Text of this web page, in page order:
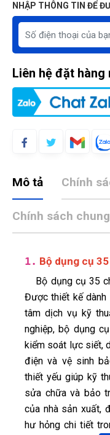
NHẬP THÔNG TIN ĐỂ
Liên hệ đặt hàng
Mô tả Chính
Chính sách chung
1. Bộ dụng cụ
Bộ dụng cụ 35
Được thiết kế dành
tâm dịch vụ kỹ
nghiệp, bộ dụng
kiểm soát lực siết,
điện và vệ sinh
thiết yếu giúp kỹ
sửa chữa và bảo
của nhà sản xuất,
hư hỏng chi tiết
TL
Thảo Liên
(Đánh giá 1
Thời gian phản hồi